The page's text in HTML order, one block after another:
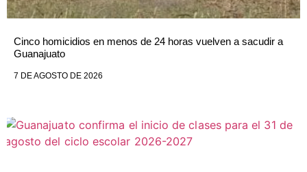
Cinco homicidios en menos de 24 horas vuelven a sacudir a
Guanajuato
7 DE AGOSTO DE 2026